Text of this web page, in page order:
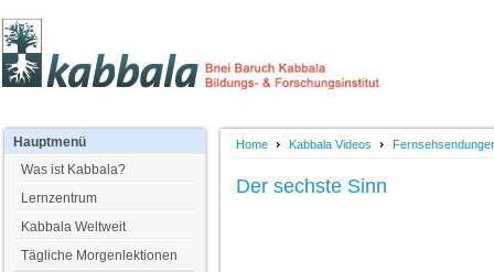
Home Kabbala Videos
Der sechste Sinn
Hauptmenü
Was ist Kabbala?
Lernzentrum
Kabbala Weltweit
Tägliche Morgenlektionen